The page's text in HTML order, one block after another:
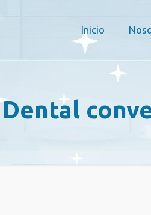
Inicio
Dental